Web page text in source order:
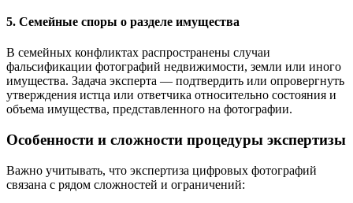
5. Семейные споры о разделе имущества
В семейных конфликтах распространены случаи
фальсификации фотографий недвижимости, земли или иного
имущества. Задача эксперта — подтвердить или опровергнуть
утверждения истца или ответчика относительно состояния и
объема имущества, представленного на фотографии.
Особенности и сложности процедуры экспертизы
Важно учитывать, что экспертиза цифровых фотографий
связана с рядом сложностей и ограничений: